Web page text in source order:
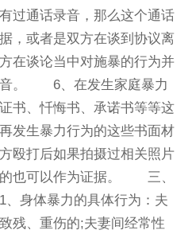
过通话录音，那么这个通话
，或者是双方在谈到协议离
在谈论当中对施暴的行为并
音。 6、在发生家庭暴力
书、忏悔书、承诺书等等这
发生暴力行为的这些书面材
殴打后如果拍摄过相关照片
的也可以作为证据。 三、
身体暴力的具体行为：夫
残、重伤的;夫妻间经常性